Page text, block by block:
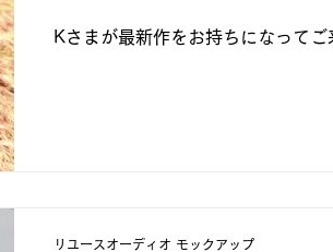
Kさまが最新作をお持ちになってご
リユースオーディオ モックアップ